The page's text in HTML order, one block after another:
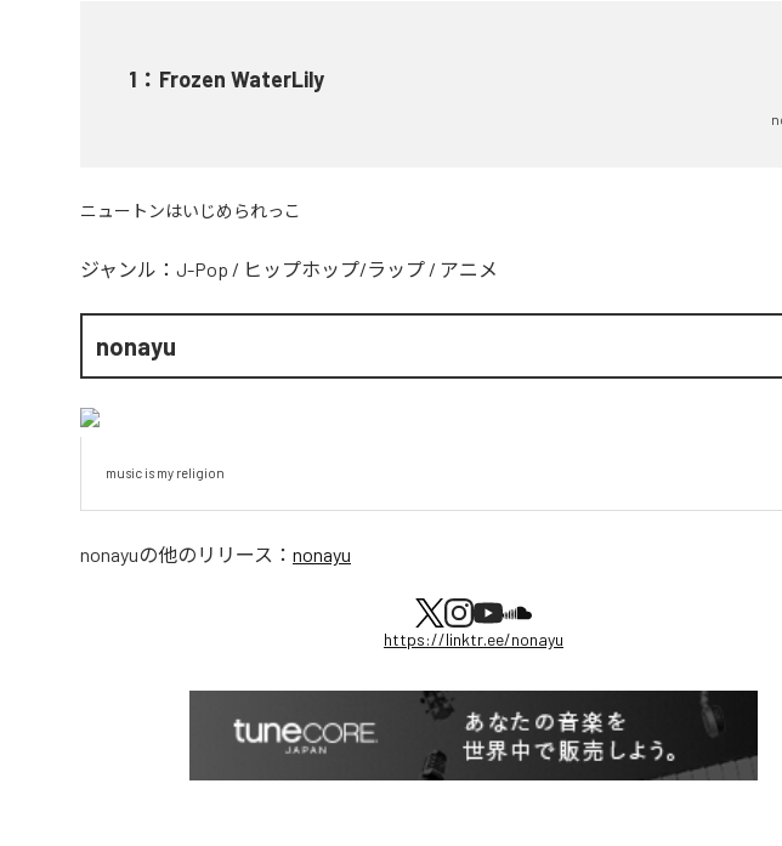
1 ： Frozen WaterLily
ニュートンはいじめられっこ
ジャンル： J-Pop / ヒップホップ/ラップ / アニメ
nonayu
music is my religion
nonayuの他のリリース： nonayu
https://linktr.ee/nonayu